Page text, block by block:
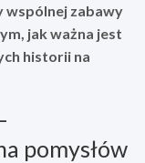
wspólnej zabawy
jak ważna jest
historii na
pomysłów